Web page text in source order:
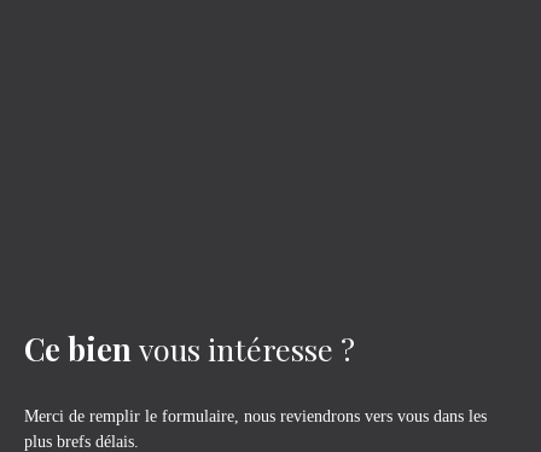
Ce bien vous intéresse ?
Merci de remplir le formulaire, nous reviendrons vers vous dans les
plus brefs délais.